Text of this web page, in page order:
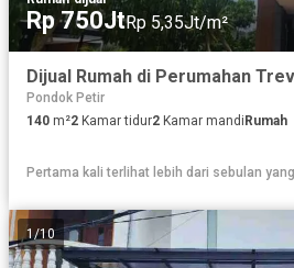
Rp 750JtRp 5,35Jt/m²
Pondok Petir
140 m²2 Kamar tidur2 Kamar mandi Rumah
Pertama kali terlihat lebih dari sebulan
1/10